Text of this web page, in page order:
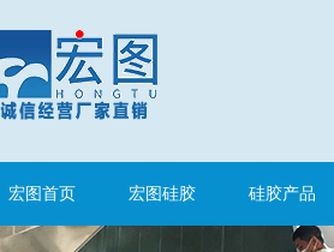
宏图首页 宏图硅胶 硅胶产品